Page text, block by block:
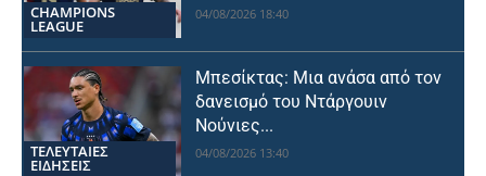
CHAMPIONS
LEAGUE
04/08/2026 18:40
ΤΕΛΕΥΤΑΙΕΣ
ΕΙΔΗΣΕΙΣ
Μπεσίκτας: Μια ανάσα από τον
δανεισμό του Ντάργουιν
Νούνιες...
04/08/2026 13:40